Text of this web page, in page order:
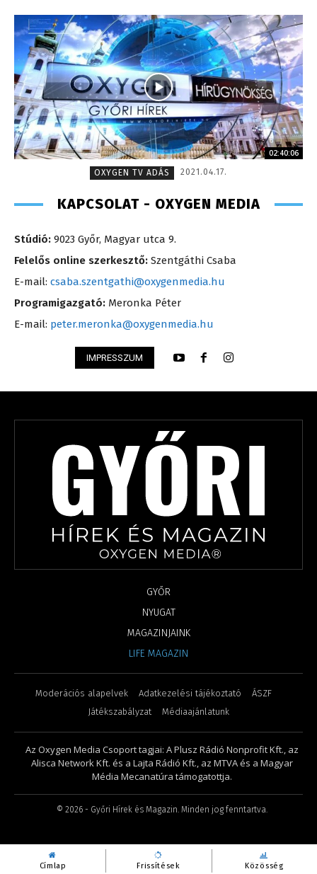
Címlap Frissítések Közösség
02:40:06
OXYGEN TV ADÁS
2021.04.17.
KAPCSOLAT - OXYGEN MEDIA
Stúdió: 9023 Győr, Magyar utca 9.
Felelős online szerkesztő: Szentgáthi Csaba
E-mail: csaba.szentgathi@oxygenmedia.hu
Programigazgató: Meronka Péter
E-mail: peter.meronka@oxygenmedia.hu
IMPRESSZUM
GYŐR
NYUGAT
MAGAZINJAINK
LIFE MAGAZIN
Moderációs alapelvek Adatkezelési tájékoztató
ÁSZF
Játékszabályzat
Médiaajánlatunk
Az Oxygen Media Csoport tagjai: A Plusz Rádió Nonprofit Kft., az
Alisca Network Kft. és a Lajta Rádió Kft., az MTVA és a Magyar
Média Mecanatúra támogatottja.
© 2026 - Győri Hírek és Magazin. Minden jog fenntartva.